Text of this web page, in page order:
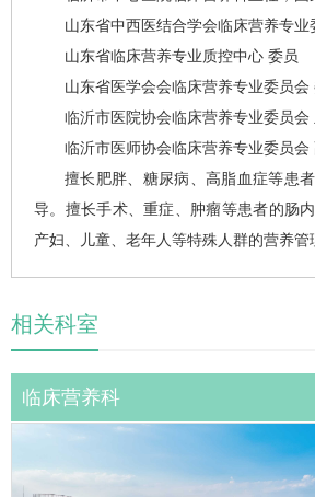
山东省中西医结合学会临床营养专业
山东省临床营养专业质控中心 委员
山东省医学会会临床营养专业委员会
临沂市医院协会临床营养专业委员会
临沂市医师协会临床营养专业委员会
擅长肥胖、糖尿病、高脂血症等患
导。擅长手术、重症、肿瘤等患者的肠
产妇、儿童、老年人等特殊人群的营养管
相关科室
临床营养科